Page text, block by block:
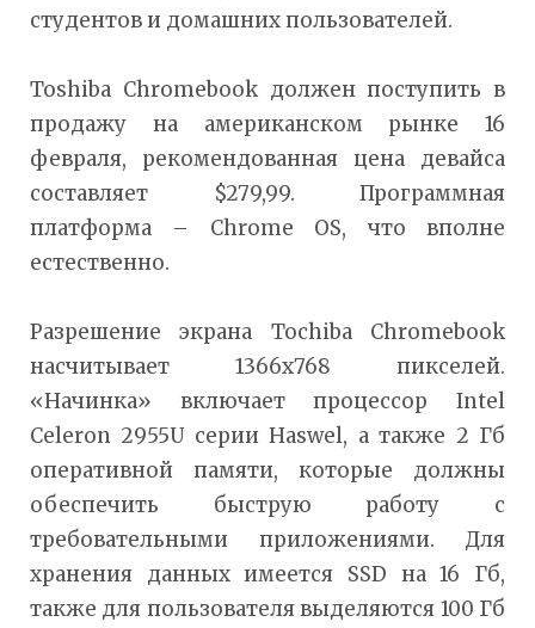
студентов и домашних пользователей.
Toshiba Chromebook должен поступить в
продажу на американском рынке 16
февраля, рекомендованная цена девайса
составляет $279,99. Программная
платформа – Chrome OS, что вполне
естественно.
Разрешение экрана Tochiba Chromebook
насчитывает 1366x768 пикселей.
«Начинка» включает процессор Intel
Celeron 2955U серии Haswel, а также 2 Гб
оперативной памяти, которые должны
обеспечить быструю работу с
требовательными приложениями. Для
хранения данных имеется SSD на 16 Гб,
также для пользователя выделяются 100 Гб